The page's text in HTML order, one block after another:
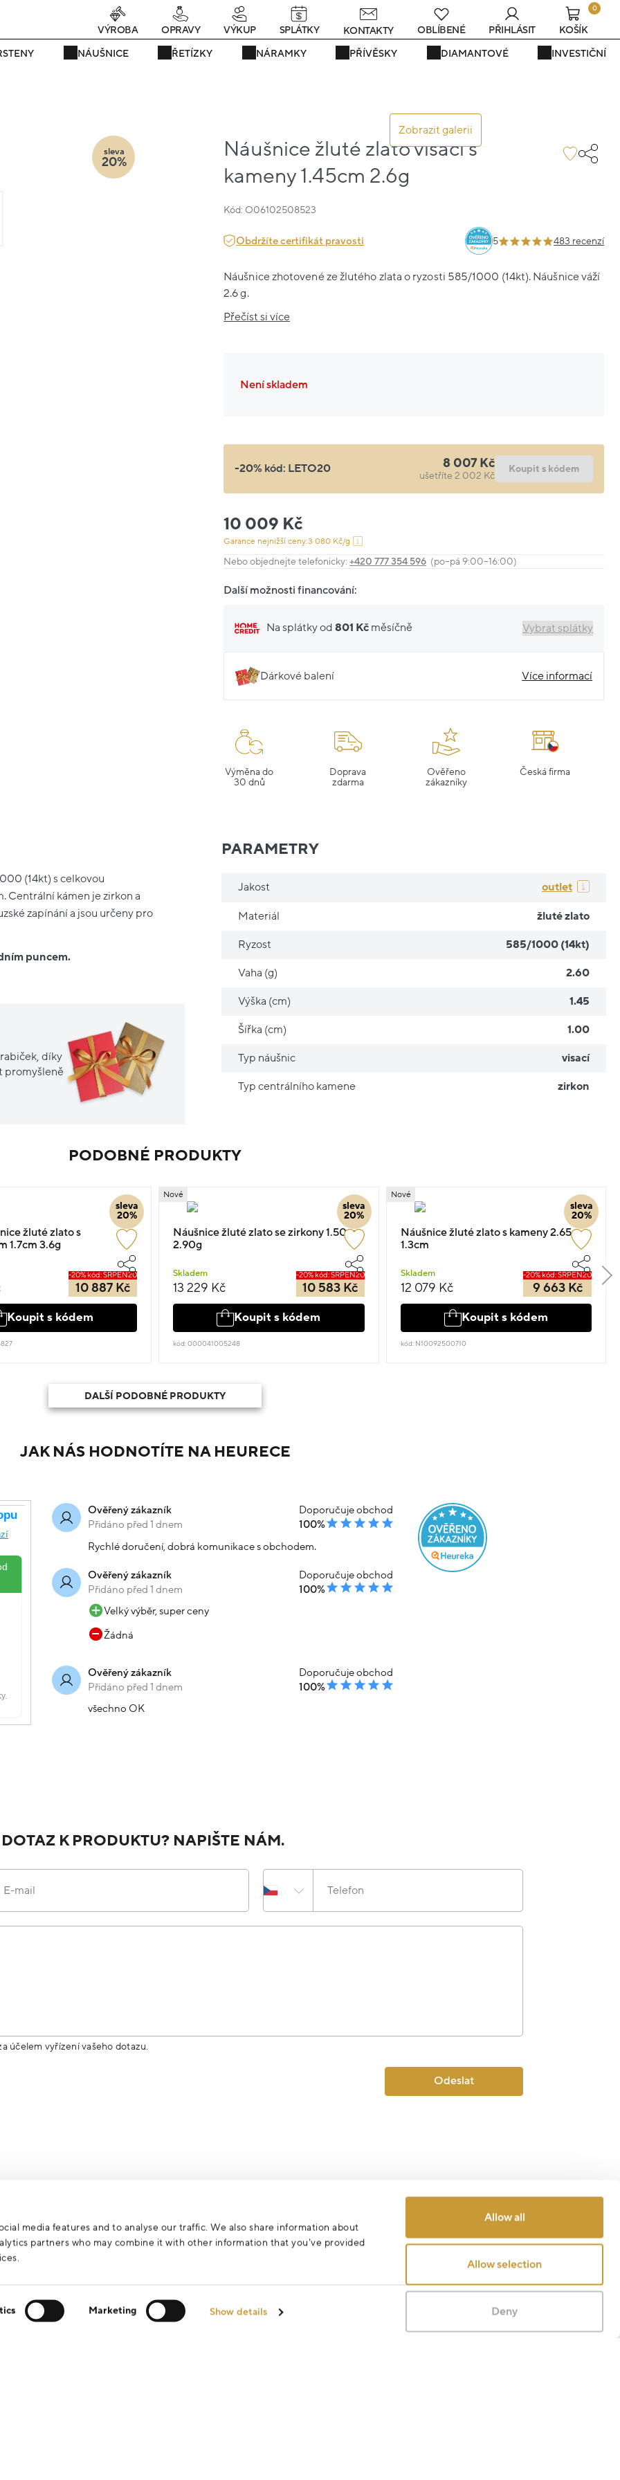
media features and to analyse our traffic. We also share information about
partners who may combine it with other information that you’ve provided
Marketing Show details
Allow all
Allow selection
Deny
teď! - 20 % na vše! Kód: SRPEN20 23 dní : 12h : 12m : 13s
NÁUŠNICE ŘETÍZKY NÁRAMKY PŘÍVĚSKY DIAMANTOVÉ INVESTIČNÍ
VÝROBA OPRAVY VÝKUP SPLÁTKY KONTAKTY OBLÍBENÉ PŘIHLÁSIT
0
KOŠÍK
Zobrazit galerii
Náušnice žluté zlato visací s
kameny 1.45cm 2.6g
Kód: O06102508523
sleva
20%
Obdržíte certifikát pravosti 5 483 recenzí
Náušnice zhotovené ze žlutého zlata o ryzosti 585/1000 (14kt). Náušnice váží
2.6 g.
Přečíst si více
Není skladem
-20% kód: LETO20 8 007 Kč
ušetříte 2 002 Kč
Koupit s kódem
10 009 Kč
Garance nejnižší ceny:3 080 Kč/g
Nebo objednejte telefonicky:+420 777 354 596 (po–pá 9:00–16:00)
Další možnosti financování:
Na splátky od801 Kč měsíčně Vybrat splátky
Dárkové balení Více informací
Výměna do
30 dnů
Doprava
zdarma
Ověřeno
zákazníky
Česká firma
(14kt) s celkovou
Centrální kámen je zirkon a
zapínání a jsou určeny pro
puncem.
díky
promyšleně
PARAMETRY
Jakost outlet
Materiál žluté zlato
Ryzost 585/1000 (14kt)
Vaha (g) 2.60
Výška (cm) 1.45
Šířka (cm) 1.00
Typ náušnic visací
Typ centrálního kamene zirkon
PODOBNÉ PRODUKTY
sleva
20%
žluté zlato s
1.7cm 3.6g
-20% kód: SRPEN20
10 887 Kč
Koupit s kódem
sleva
20%
Nové
Náušnice žluté zlato se zirkony 1.50cm
2.90g
Skladem
13 229 Kč
-20% kód: SRPEN20
10 583 Kč
Koupit s kódem
kód: 000041005248
sleva
20%
Nové
Náušnice žluté zlato s kameny 2.65g
1.3cm
Skladem
12 079 Kč
-20% kód: SRPEN20
9 663 Kč
Koupit s kódem
kód: N10092500710
DALŠÍ PODOBNÉ PRODUKTY
JAK NÁS HODNOTÍTE NA HEURECE
Ověřený zákazník
Přidáno před 1 dnem
Doporučuje obchod
100%
Rychlé doručení, dobrá komunikace s obchodem.
Ověřený zákazník
Přidáno před 1 dnem
Doporučuje obchod
100%
Velký výběr, super ceny
Žádná
Ověřený zákazník
Přidáno před 1 dnem
Doporučuje obchod
100%
všechno OK
K PRODUKTU? NAPIŠTE NÁM.
E-mail Telefon
účelem vyřízení vašeho dotazu.
Odeslat